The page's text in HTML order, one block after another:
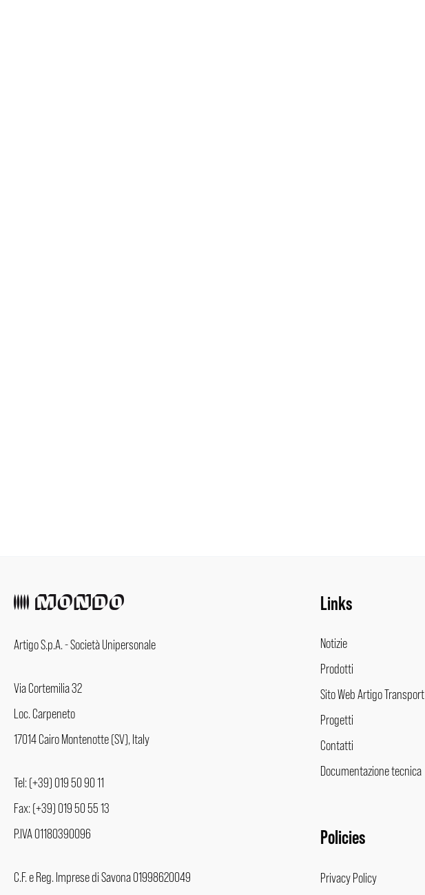
Artigo S.p.A. - Società Unipersonale
Via Cortemilia 32
Loc. Carpeneto
17014 Cairo Montenotte (SV), Italy
Tel: (+39) 019 50 90 11
Fax: (+39) 019 50 55 13
P.IVA 01180390096
C.F. e Reg. Imprese di Savona 01998620049
Links
Notizie
Prodotti
Sito Web Artigo Transport
Progetti
Contatti
Documentazione tecnica
Policies
Privacy Policy